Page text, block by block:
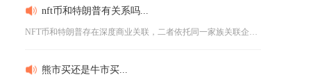
nft币和特朗普有关系吗...
NFT币和特朗普存在深度商业关联，二者依托同一家族关联企业打...
熊市买还是牛市买...